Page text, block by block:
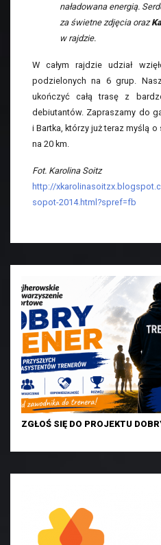
naładowana energią.
za świetne zdjęcia oraz
w rajdzie.
W całym rajdzie udział
podzielonych na 6 grup.
ukończyć całą trasę z
debiutantów. Zapraszamy do
i Bartka, którzy już teraz myślą
na 20 km.
Fot. Karolina Soitz
http://
sopot-2014.html?spref=fb
ZGŁOŚ SIĘ DO PROJEKTU